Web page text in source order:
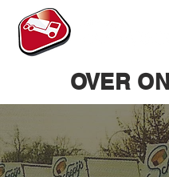
OVER